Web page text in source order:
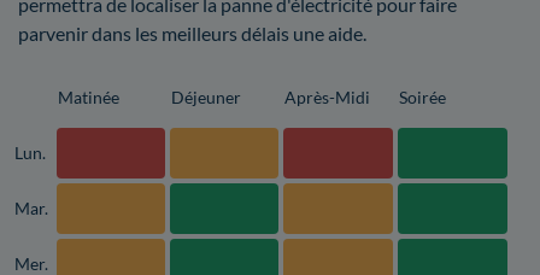
parvenir dans les meilleurs délais une aide.
Matinée Déjeuner Après-Midi Soirée
Lun.
Mar.
Mer.